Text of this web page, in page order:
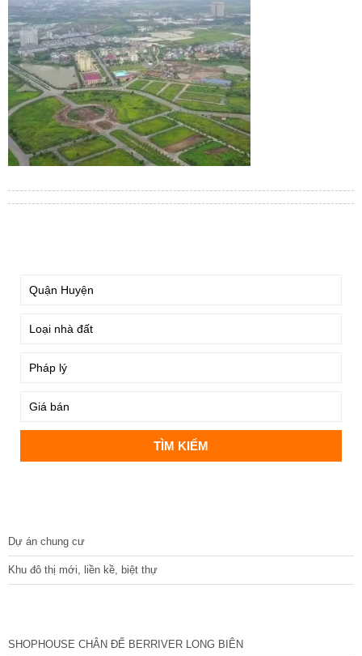
Dự án chung cư
Khu đô thị mới, liền kề, biệt thự
SHOPHOUSE CHÂN ĐẾ BERRIVER LONG BIÊN